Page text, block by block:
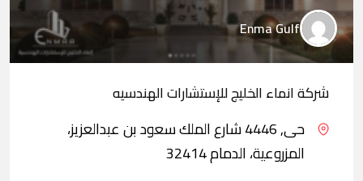
Enma Gulf
شركة انماء الخليج للإستشارات الهندسيه
حى, 4446 شارع الملك سعود بن عبدالعزيز،
المزروعية، الدمام 32414